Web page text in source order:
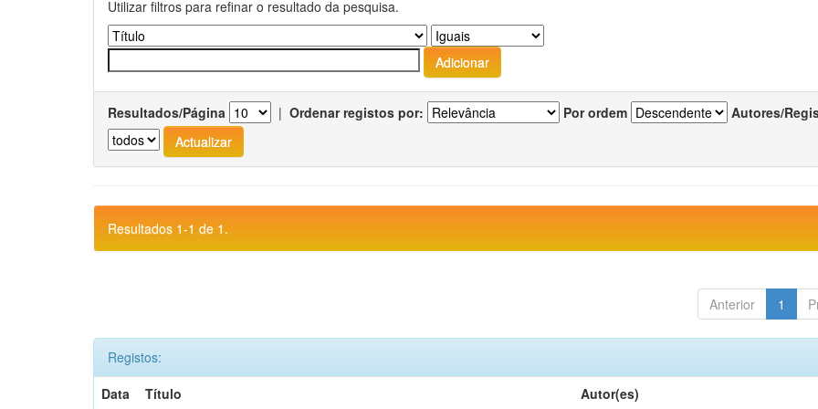
Utilizar filtros para refinar o resultado da pesquisa.
Resultados/Página | Ordenar registos por: Por ordem Autores/
Resultados 1-1 de 1.
Anterior 1
Registos:
Data
Título Autor(es)